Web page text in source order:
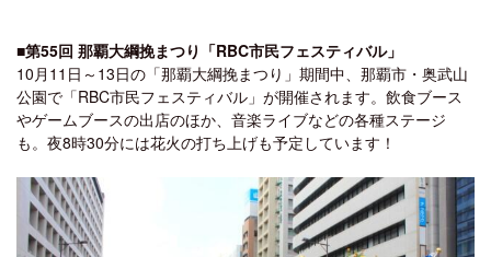
■第55回 那覇大綱挽まつり「RBC市民フェスティバル」
10月11日～13日の「那覇大綱挽まつり」期間中、那覇市・奥武山
公園で「RBC市民フェスティバル」が開催されます。飲食ブース
やゲームブースの出店のほか、音楽ライブなどの各種ステージ
も。夜8時30分には花火の打ち上げも予定しています！